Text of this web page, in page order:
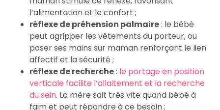
l’alimentation et le confort ;
réflexe de préhension palmaire: le bébé
peut agripper les vêtements du porteur, ou
poser ses mains sur maman renforçant le lien
affectif et la sécurité ;
réflexe de recherche: le portage en position
verticale facilite l’allaitement et la recherche
du sein. La mère sait très vite quand bébé à
faim et peut répondre à ce besoin ;